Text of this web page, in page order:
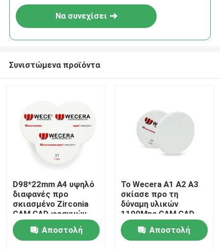
Σπίτι
Προϊόντα
Να συνεχίσει
Συνιστώμενα προϊόντα
D98*22mm A4 υψηλό
διαφανές προ
σκιασμένο Zirconia
CAM CAD φραγμών
οδοντικό ανοικτό
Αποστολή
Το Wecera Α1 A2 A3
σκίασε προ τη
δύναμη υλικών
1100Mpa CAM CAD
φραγμών Zirconia
Αποστολή